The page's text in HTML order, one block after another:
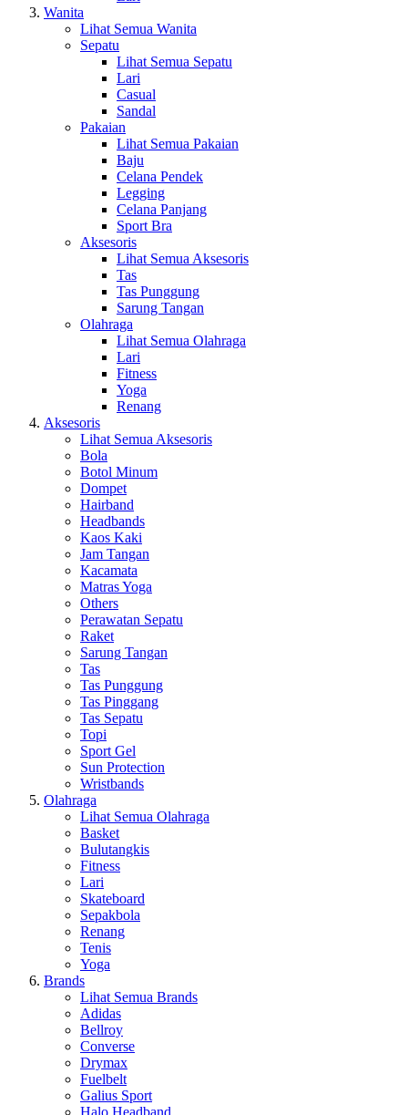
Wanita
Lihat Semua Wanita
Sepatu
Lihat Semua Sepatu
Lari
Casual
Sandal
Pakaian
Lihat Semua Pakaian
Baju
Celana Pendek
Legging
Celana Panjang
Sport Bra
Aksesoris
Lihat Semua Aksesoris
Tas
Tas Punggung
Sarung Tangan
Olahraga
Lihat Semua Olahraga
Lari
Fitness
Yoga
Renang
Aksesoris
Lihat Semua Aksesoris
Bola
Botol Minum
Dompet
Hairband
Headbands
Kaos Kaki
Jam Tangan
Kacamata
Matras Yoga
Others
Perawatan Sepatu
Raket
Sarung Tangan
Tas
Tas Punggung
Tas Pinggang
Tas Sepatu
Topi
Sport Gel
Sun Protection
Wristbands
Olahraga
Lihat Semua Olahraga
Basket
Bulutangkis
Fitness
Lari
Skateboard
Sepakbola
Renang
Tenis
Yoga
Brands
Lihat Semua Brands
Adidas
Bellroy
Converse
Drymax
Fuelbelt
Galius Sport
Halo Headband